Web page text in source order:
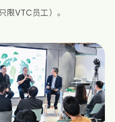
限VTC员工）。